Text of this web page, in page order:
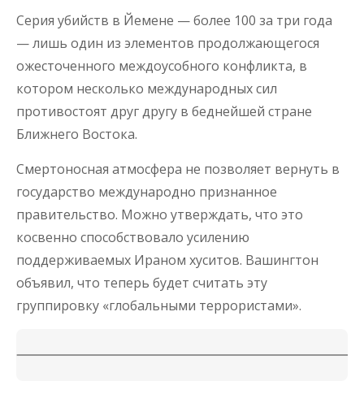
Серия убийств в Йемене — более 100 за три года
— лишь один из элементов продолжающегося
ожесточенного междоусобного конфликта, в
котором несколько международных сил
противостоят друг другу в беднейшей стране
Ближнего Востока.
Смертоносная атмосфера не позволяет вернуть в
государство международно признанное
правительство. Можно утверждать, что это
косвенно способствовало усилению
поддерживаемых Ираном хуситов. Вашингтон
объявил, что теперь будет считать эту
группировку «глобальными террористами».